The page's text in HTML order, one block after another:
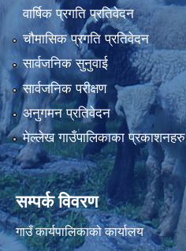
वार्षिक प्रगति प्रतिवेदन
चौमासिक प्रगति प्रतिवेदन
सार्वजनिक सुनुवाई
सार्वजनिक परीक्षण
अनुगमन प्रतिवेदन
मेल्लेख गाउँपालिकाका प्रकाशनहरु
सम्पर्क विवरण
गाउँ कार्यपालिकाको कार्यालय